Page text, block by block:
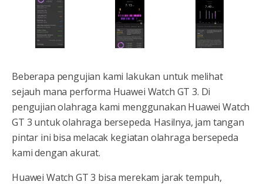
Beberapa pengujian kami lakukan untuk melihat
sejauh mana performa Huawei Watch GT 3. Di
pengujian olahraga kami menggunakan Huawei Watch
GT 3 untuk olahraga bersepeda. Hasilnya, jam tangan
pintar ini bisa melacak kegiatan olahraga bersepeda
kami dengan akurat.
Huawei Watch GT 3 bisa merekam jarak tempuh,